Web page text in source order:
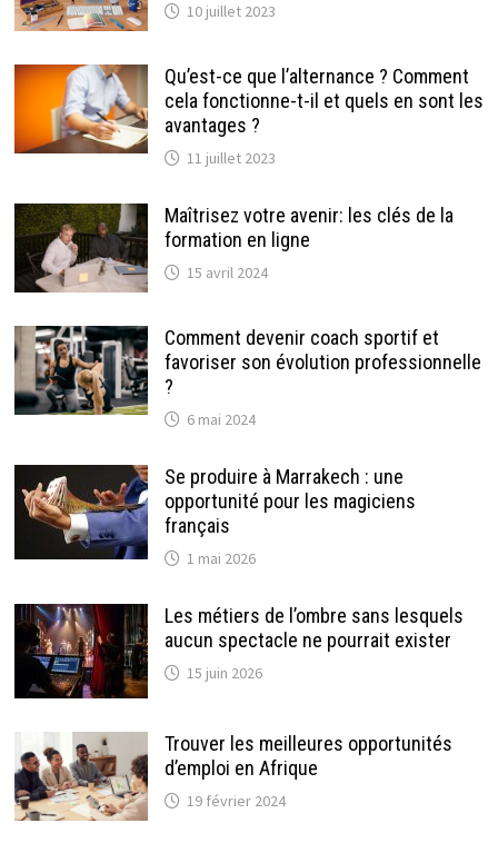
10 juillet 2023
Qu’est-ce que l’alternance ? Comment
cela fonctionne-t-il et quels en sont les
avantages ?
11 juillet 2023
Maîtrisez votre avenir: les clés de la
formation en ligne
15 avril 2024
Comment devenir coach sportif et
favoriser son évolution professionnelle
?
6 mai 2024
Se produire à Marrakech : une
opportunité pour les magiciens
français
1 mai 2026
Les métiers de l’ombre sans lesquels
aucun spectacle ne pourrait exister
15 juin 2026
Trouver les meilleures opportunités
d’emploi en Afrique
19 février 2024